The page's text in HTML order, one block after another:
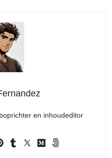
en inhoudeditor